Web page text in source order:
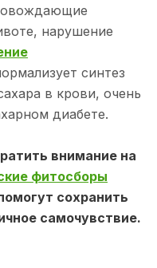
нарушение
синтез
в крови, очень
диабете.
внимание на
фитосборы
сохранить
самочувствие.